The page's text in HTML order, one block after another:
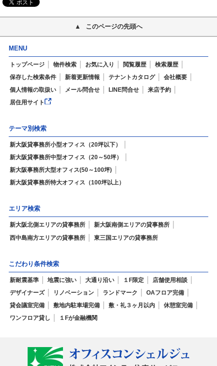
このページの先頭へ
MENU
トップページ 物件検索 お気に入り 閲覧履歴
検索履歴
保存した検索条件
新着更新情報 テナントカタログ
会社概要
個人情報の取扱い
メール問合せ LINE問合せ
来店予約
居住用サイト
テーマ別検索
新大阪貸事務所小型オフィス（20坪以下）
新大阪貸事務所中型オフィス（20～50坪）
新大阪事務所大型オフィス(50～100坪)
新大阪貸事務所特大オフィス（100坪以上）
エリア検索
新大阪北側エリアの貸事務所
新大阪南側エリアの貸事務所
西中島南方エリアの貸事務所
東三国エリアの貸事務所
こだわり条件検索
新耐震基準 地震に強い 大通り沿い １F限定
店舗使用相談
デザイナーズ
リノベーション ランドマーク
OAフロア完備
貸会議室完備
敷地内駐車場完備 敷・礼３ヶ月以内
休憩室完備
ワンフロア貸し
１Fが金融機関